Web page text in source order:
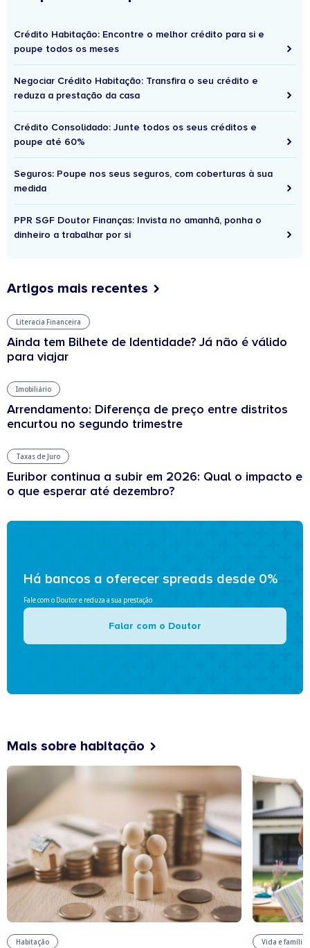
Crédito Habitação: Encontre o melhor crédito para si e
poupe todos os meses
Negociar Crédito Habitação: Transfira o seu crédito e
reduza a prestação da casa
Crédito Consolidado: Junte todos os seus créditos e
poupe até 60%
Seguros: Poupe nos seus seguros, com coberturas à sua
medida
PPR SGF Doutor Finanças: Invista no amanhã, ponha o
dinheiro a trabalhar por si
Artigos mais recentes
Literacia Financeira
Ainda tem Bilhete de Identidade? Já não é válido
para viajar
Imobiliário
Arrendamento: Diferença de preço entre distritos
encurtou no segundo trimestre
Taxas de Juro
Euribor continua a subir em 2026: Qual o impacto e
o que esperar até dezembro?
Há bancos a oferecer spreads desde 0%
Fale com o Doutor e reduza a sua prestação
Falar com o Doutor
Mais sobre habitação
Habitação Vida e família